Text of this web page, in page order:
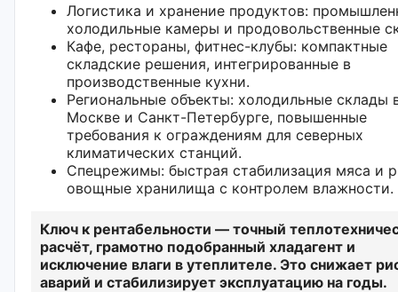
Логистика и хранение продуктов:
холодильные камеры и продовольственные
Кафе, рестораны, фитнес-клубы: компактные
складские решения, интегрированные в
производственные кухни.
Региональные объекты: холодильные склады
Москве и Санкт-Петербурге, повышенные
требования к ограждениям для северных
климатических станций.
Спецрежимы: быстрая стабилизация мяса и
овощные хранилища с контролем влажности.
Ключ к рентабельности — точный
расчёт, грамотно подобранный хладагент и
исключение влаги в утеплителе. Это снижает
аварий и стабилизирует эксплуатацию на годы.